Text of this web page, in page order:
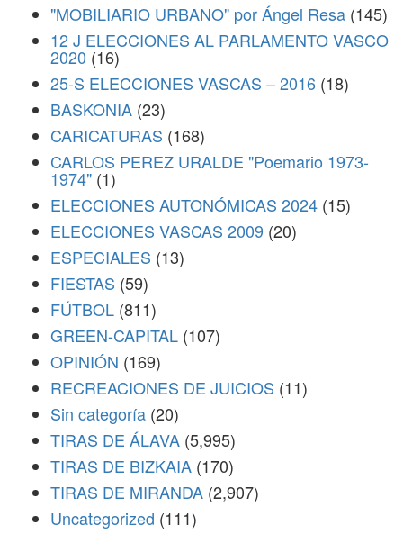
"MOBILIARIO URBANO" por Ángel Resa (145)
12 J ELECCIONES AL PARLAMENTO VASCO
2020 (16)
25-S ELECCIONES VASCAS – 2016 (18)
BASKONIA (23)
CARICATURAS (168)
CARLOS PEREZ URALDE "Poemario 1973-
1974" (1)
ELECCIONES AUTONÓMICAS 2024 (15)
ELECCIONES VASCAS 2009 (20)
ESPECIALES (13)
FIESTAS (59)
FÚTBOL (811)
GREEN-CAPITAL (107)
OPINIÓN (169)
RECREACIONES DE JUICIOS (11)
Sin categoría (20)
TIRAS DE ÁLAVA (5,995)
TIRAS DE BIZKAIA (170)
TIRAS DE MIRANDA (2,907)
Uncategorized (111)